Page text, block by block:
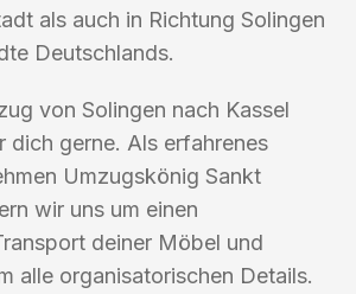
als auch in Richtung Solingen
Deutschlands.
von Solingen nach Kassel
dich gerne. Als erfahrenes
Umzugskönig Sankt
wir uns um einen
deiner Möbel und
alle organisatorischen Details.